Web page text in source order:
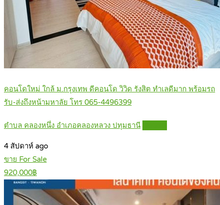
คอนโดใหม่ ใกล้ ม.กรุงเทพ ดีคอนโด วิวิด รังสิต ทำเลดีมาก พร้อมรถ
รับ-ส่งถึงหน้ามหาลัย โทร 065-4496399
ตำบล คลองหนึ่ง อำเภอคลองหลวง ปทุมธานี
4 สัปดาห์ ago
ขาย For Sale
920,000฿